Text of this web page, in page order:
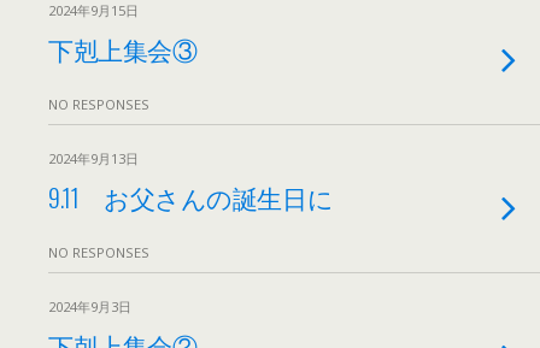
2024年9月15日
下剋上集会③
NO RESPONSES
2024年9月13日
9.11 お父さんの誕生日に
NO RESPONSES
2024年9月3日